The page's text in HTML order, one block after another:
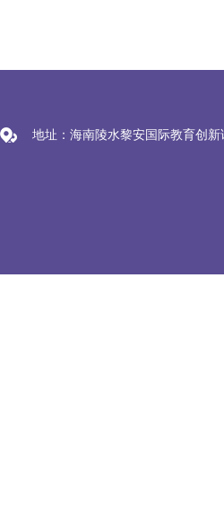
地址：海南陵水黎安国际教育创新